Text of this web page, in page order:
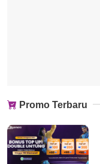
Promo Terbaru